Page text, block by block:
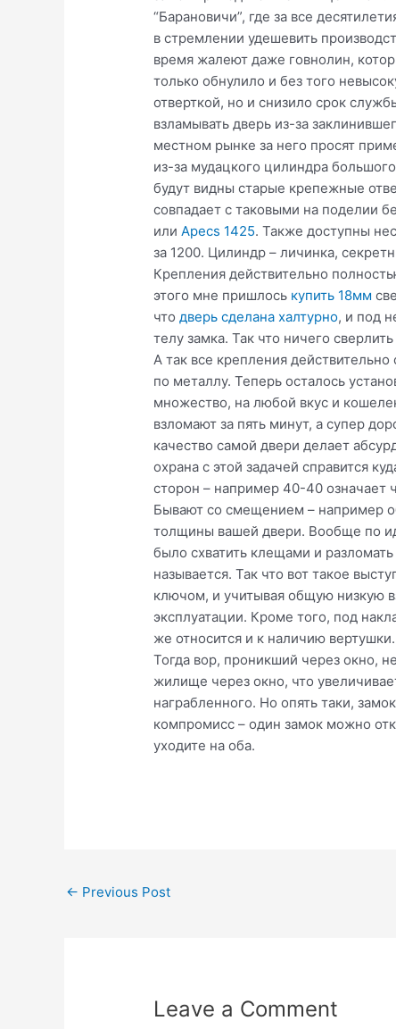
“Барановичи”, где за все
в стремлении удешевить
время жалеют даже говнолин,
только обнулило и без того
отверткой, но и снизило срок
взламывать дверь из-за
местном рынке за него просят
из-за мудацкого цилиндра
будут видны старые крепежные
совпадает с таковыми на поделии
илиApecs 1425. Также доступны
за 1200. Цилиндр – личинка,
Крепления действительно
этого мне пришлось купить 18мм
чтодверь сделана халтурно, и под
телу замка. Так что ничего
А так все крепления
по металлу. Теперь осталось
множество, на любой вкус и
взломают за пять минут, а супер
качество самой двери делает
охрана с этой задачей справится
сторон – например 40-40 означает
Бывают со смещением – например
толщины вашей двери. Вообще по
было схватить клещами и
называется. Так что вот такое
ключом, и учитывая общую низкую
эксплуатации. Кроме того, под
же относится и к наличию
Тогда вор, проникший через окно,
жилище через окно, что
награбленного. Но опять таки,
компромисс – один замок можно
уходите на оба.
Post
← Previous Post
Leave a Comment